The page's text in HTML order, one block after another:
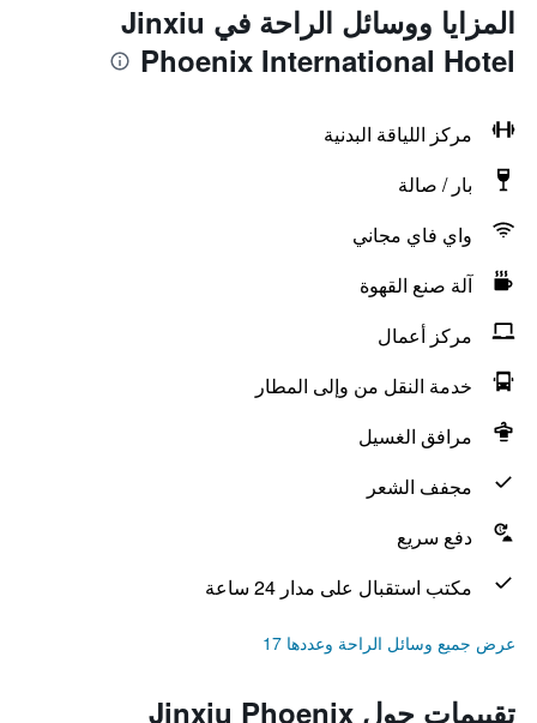
المزايا ووسائل الراحة في Jinxiu
Phoenix International Hotel
مركز اللياقة البدنية
بار / صالة
واي فاي مجاني
آلة صنع القهوة
مركز أعمال
خدمة النقل من وإلى المطار
مرافق الغسيل
مجفف الشعر
دفع سريع
مكتب استقبال على مدار 24 ساعة
عرض جميع وسائل الراحة وعددها 17
تقييمات حول Jinxiu Phoenix